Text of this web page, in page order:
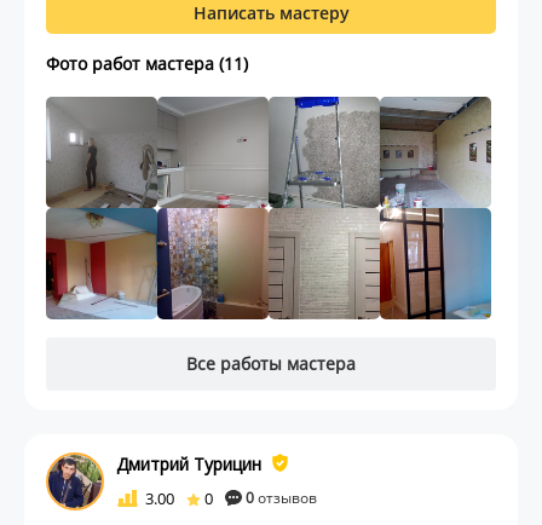
Написать мастеру
Фото работ мастера (11)
Все работы мастера
Дмитрий Турицин
3.00 0 0отзывов